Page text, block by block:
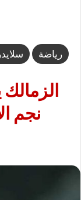
رياضة سلايدر
نجم